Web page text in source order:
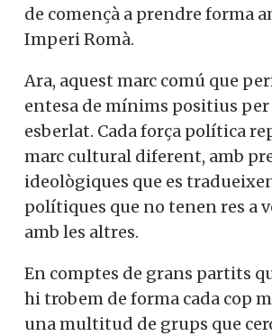
de començà a prendre forma
Imperi Romà.
Ara, aquest marc comú que
entesa de mínims positius per
esberlat. Cada força política
marc cultural diferent, amb
ideològiques que es
polítiques que no tenen res a
amb les altres.
En comptes de grans partits
hi trobem de forma cada cop
una multitud de grups que